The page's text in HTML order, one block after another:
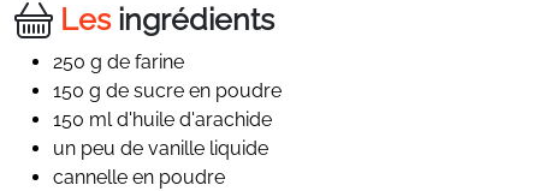
Lesingrédients
250 g de farine
150 g de sucre en poudre
150 ml d'huile d'arachide
un peu de vanille liquide
cannelle en poudre